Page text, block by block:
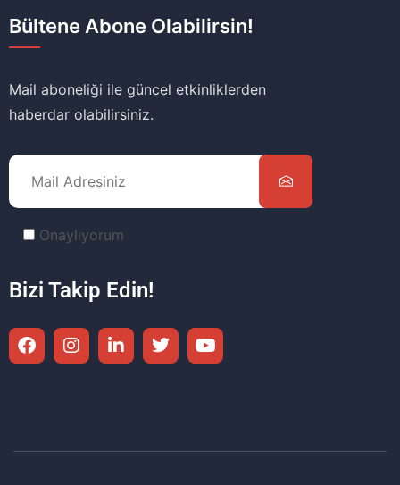
Bültene Abone Olabilirsin!
Mail aboneliği ile güncel etkinliklerden
haberdar olabilirsiniz.
Onaylıyorum
Bizi Takip Edin!